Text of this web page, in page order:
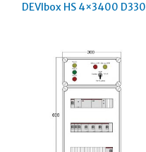
DEVIbox HS 4×3400 D330